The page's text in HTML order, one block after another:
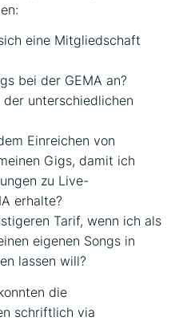
eine Mitgliedschaft
bei der GEMA an?
unterschiedlichen
Einreichen von
Gigs, damit ich
zu Live-
erhalte?
Tarif, wenn ich als
eigenen Songs in
lassen will?
die
schriftlich via